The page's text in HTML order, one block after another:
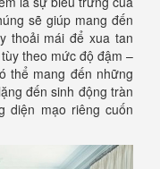
sẽ giúp mang đến
thoải mái để xua tan
theo mức độ đậm –
thể mang đến những
đến sinh động tràn
diện mạo riêng cuốn